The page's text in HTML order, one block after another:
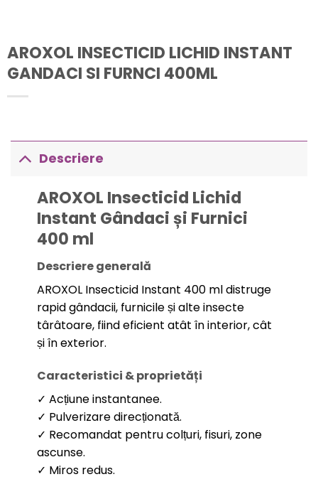
AROXOL INSECTICID LICHID INSTANT
GANDACI SI FURNCI 400ML
Descriere
AROXOL Insecticid Lichid
Instant Gândaci și Furnici
400 ml
Descriere generală
AROXOL Insecticid Instant 400 ml distruge
rapid gândacii, furnicile și alte insecte
târâtoare, fiind eficient atât în interior, cât
și în exterior.
Caracteristici & proprietăți
✓ Acțiune instantanee.
✓ Pulverizare direcționată.
✓ Recomandat pentru colțuri, fisuri, zone
ascunse.
✓ Miros redus.